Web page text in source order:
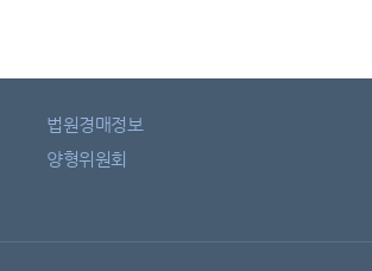
법원경매정보
양형위원회